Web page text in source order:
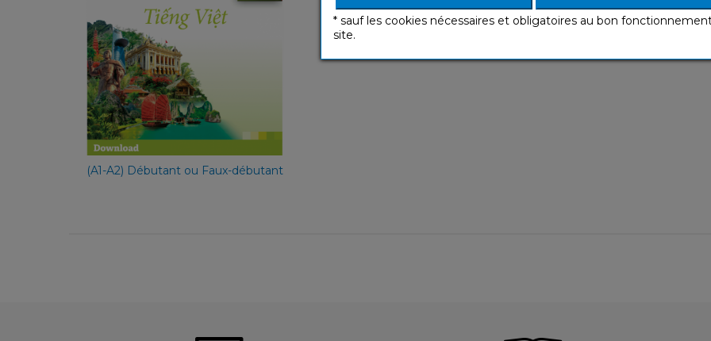
(A1-A2) Débutant ou Faux-débutant
49,90 €
* sauf les cookies nécessaires et obligatoires au bon
site.